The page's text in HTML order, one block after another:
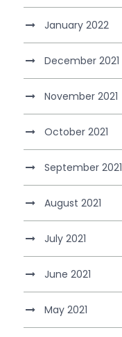
January 2022
December 2021
November 2021
October 2021
September 2021
August 2021
July 2021
June 2021
May 2021